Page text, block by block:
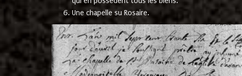
Une chapelle su Rosaire.